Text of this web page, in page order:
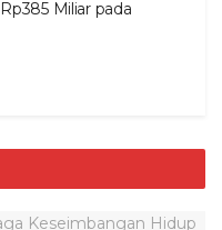
Miliar pada